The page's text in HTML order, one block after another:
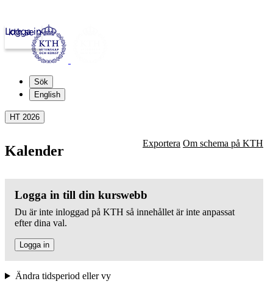
kth.se
Logga in
Sök
English
HT 2026
Kalender Exportera Om schema på KTH
Logga in till din kurswebb
Du är inte inloggad på KTH så innehållet är inte anpassat
efter dina val.
Logga in
Ändra tidsperiod eller vy